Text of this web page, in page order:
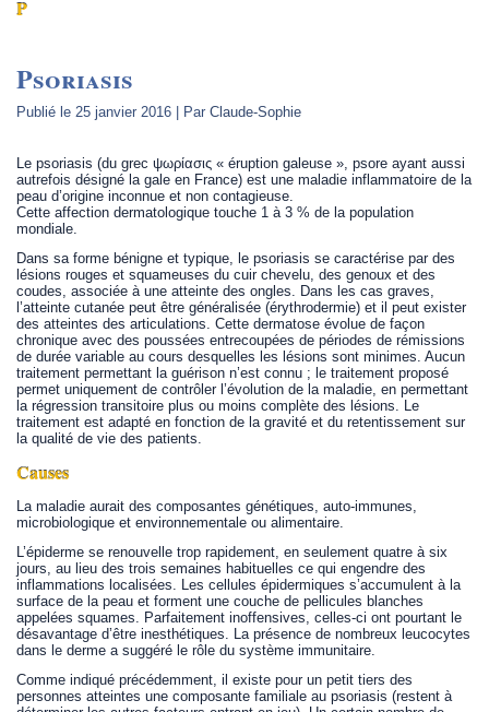
P
Psoriasis
Publié le 25 janvier 2016 | Par Claude-Sophie
Le psoriasis (du grec ψωρίασις « éruption galeuse », psore ayant aussi
autrefois désigné la gale en France) est une maladie inflammatoire de la
peau d’origine inconnue et non contagieuse.
Cette affection dermatologique touche 1 à 3 % de la population
mondiale.
Dans sa forme bénigne et typique, le psoriasis se caractérise par des
lésions rouges et squameuses du cuir chevelu, des genoux et des
coudes, associée à une atteinte des ongles. Dans les cas graves,
l’atteinte cutanée peut être généralisée (érythrodermie) et il peut exister
des atteintes des articulations. Cette dermatose évolue de façon
chronique avec des poussées entrecoupées de périodes de rémissions
de durée variable au cours desquelles les lésions sont minimes. Aucun
traitement permettant la guérison n’est connu ; le traitement proposé
permet uniquement de contrôler l’évolution de la maladie, en permettant
la régression transitoire plus ou moins complète des lésions. Le
traitement est adapté en fonction de la gravité et du retentissement sur
la qualité de vie des patients.
Causes
La maladie aurait des composantes génétiques, auto-immunes,
microbiologique et environnementale ou alimentaire.
L’épiderme se renouvelle trop rapidement, en seulement quatre à six
jours, au lieu des trois semaines habituelles ce qui engendre des
inflammations localisées. Les cellules épidermiques s’accumulent à la
surface de la peau et forment une couche de pellicules blanches
appelées squames. Parfaitement inoffensives, celles-ci ont pourtant le
désavantage d’être inesthétiques. La présence de nombreux leucocytes
dans le derme a suggéré le rôle du système immunitaire.
Comme indiqué précédemment, il existe pour un petit tiers des
personnes atteintes une composante familiale au psoriasis (restent à